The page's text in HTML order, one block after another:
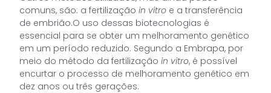
comuns, são: a fertilização in vitro e a transferência
de embrião.O uso dessas biotecnologias é
essencial para se obter um melhoramento genético
em um período reduzido. Segundo a Embrapa, por
meio do método da fertilização in vitro, é possível
encurtar o processo de melhoramento genético em
dez anos ou três gerações.